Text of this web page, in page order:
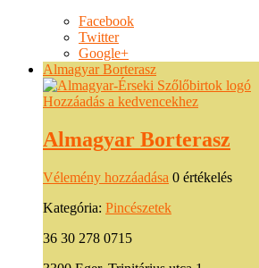
Facebook
Twitter
Google+
Almagyar Borterasz
Hozzáadás a kedvencekhez
Almagyar Borterasz
Vélemény hozzáadása 0 értékelés
Kategória: Pincészetek
36 30 278 0715